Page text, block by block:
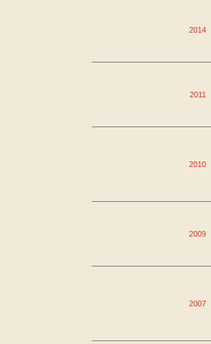
2014
2011
2010
2009
2007